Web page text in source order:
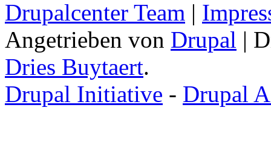
Drupalcenter Team |
Angetrieben von Drupal |
Dries Buytaert.
Drupal Initiative - Drupal